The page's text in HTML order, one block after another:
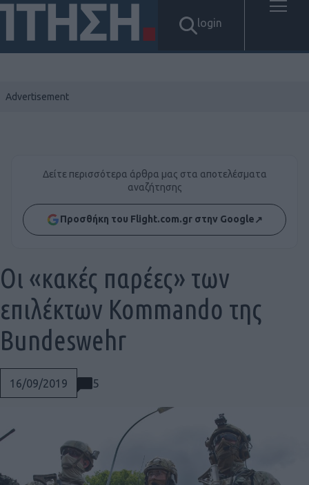
login
Δείτε περισσότερα άρθρα μας στα αποτελέσματα
αναζήτησης
Προσθήκη του Flight.com.gr στην Google↗
16/09/2019 5
Οι «κακές παρέες» των
επιλέκτων Kommando της
Bundeswehr